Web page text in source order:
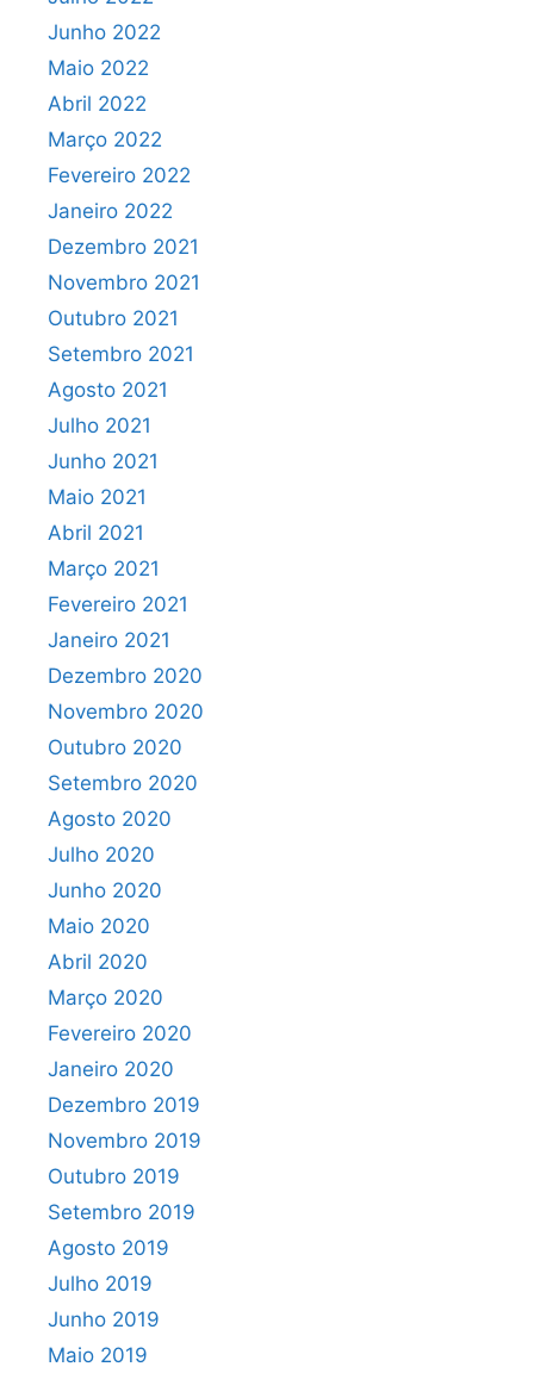
Junho 2022
Maio 2022
Abril 2022
Março 2022
Fevereiro 2022
Janeiro 2022
Dezembro 2021
Novembro 2021
Outubro 2021
Setembro 2021
Agosto 2021
Julho 2021
Junho 2021
Maio 2021
Abril 2021
Março 2021
Fevereiro 2021
Janeiro 2021
Dezembro 2020
Novembro 2020
Outubro 2020
Setembro 2020
Agosto 2020
Julho 2020
Junho 2020
Maio 2020
Abril 2020
Março 2020
Fevereiro 2020
Janeiro 2020
Dezembro 2019
Novembro 2019
Outubro 2019
Setembro 2019
Agosto 2019
Julho 2019
Junho 2019
Maio 2019